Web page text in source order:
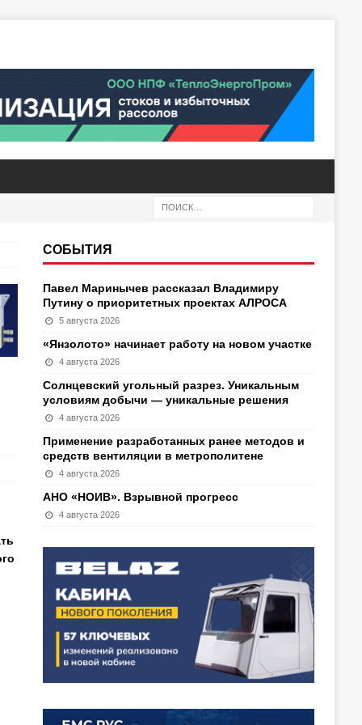
СОБЫТИЯ
Павел Маринычев рассказал Владимиру
Путину о приоритетных проектах АЛРОСА
5 августа 2026
«Янзолото» начинает работу на новом участке
4 августа 2026
Солнцевский угольный разрез. Уникальным
условиям добычи — уникальные решения
4 августа 2026
Применение разработанных ранее методов и
средств вентиляции в метрополитене
4 августа 2026
АНО «НОИВ». Взрывной прогресс
4 августа 2026